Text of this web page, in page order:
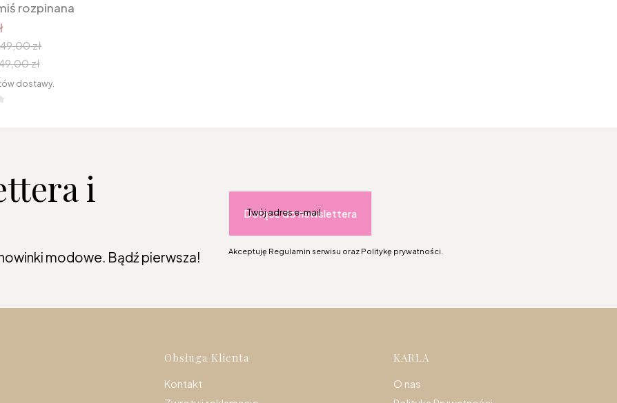
rozpinana
zł
zł
dostawy.
i
modowe. Bądź pierwsza!
Twój adres e-mail
Dołącz do newslettera
Akceptuję Regulamin serwisu oraz Politykę prywatności.
Linki w stopce
Obsługa Klienta
Kontakt
KARLA
O nas